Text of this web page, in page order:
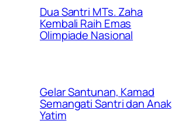
Dua Santri MTs. Zaha
Kembali Raih Emas
Olimpiade Nasional
Gelar Santunan, Kamad
Semangati Santri dan Anak
Yatim